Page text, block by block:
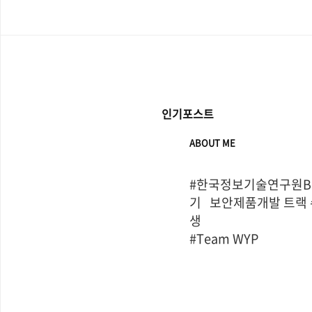
인기포스트
ABOUT ME
#한국정보기술연구원
기   보안제품개발 트랙
생
#Team WYP